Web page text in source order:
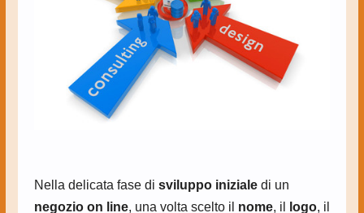
Nella delicata fase di sviluppo inizialedi un
negozio on line, una volta scelto il nome, il logo, il